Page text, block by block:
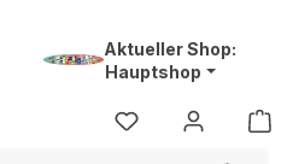
Aktueller Shop:
Hauptshop